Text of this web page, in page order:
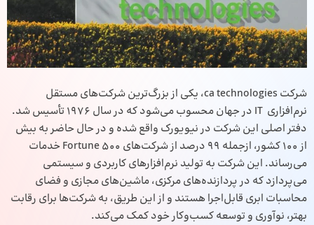
شرکت ca technologies، یکی از بزرگ‌ترین شرکت‌های مستقل
نرم‌افزاری IT در جهان محسوب می‌شود که در سال ۱۹۷۶ تأسیس شد.
دفتر اصلی این شرکت در نیویورک واقع شده و در حال حاضر به بیش
از 100 کشور، ازجمله 99 درصد از شرکت‌های Fortune 500 خدمات
می‌رساند. این شرکت به تولید نرم‌افزارهای کاربردی و سیستمی
می‌پردازد که در پردازنده‌های مرکزی، ماشین‌های مجازی و فضای
محاسبات ابری قابل‌اجرا هستند و از این طریق، به شرکت‌ها برای رقابت
بهتر، نوآوری و توسعه کسب‌وکار خود کمک می‌کند.